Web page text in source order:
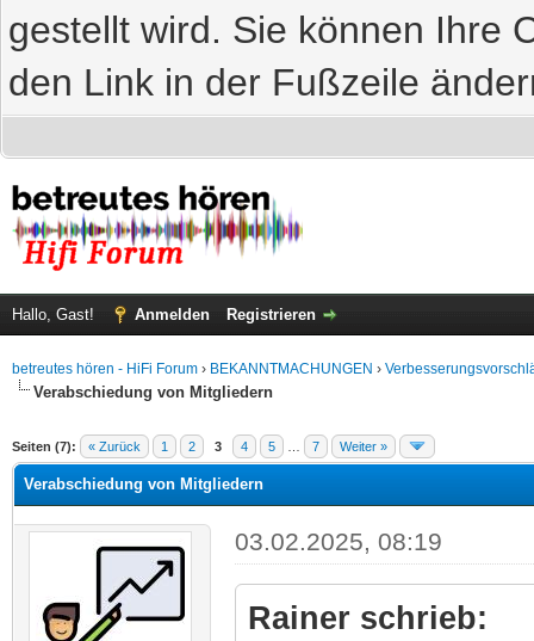
gestellt wird. Sie können Ihre
den Link in der Fußzeile
Hallo, Gast! Anmelden Registrieren
betreutes hören - HiFi Forum › BEKANNTMACHUNGEN ›
Verabschiedung von Mitgliedern
Seiten (7): « Zurück 1 2 3 4 5 7 Weiter »
Verabschiedung von Mitgliedern
03.02.2025, 08:19
Rainer schrieb: